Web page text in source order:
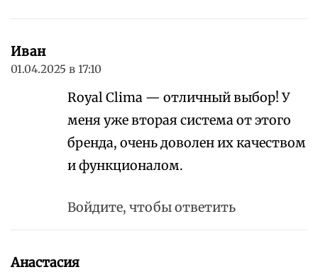
Иван
01.04.2025 в 17:10
Royal Clima — отличный выбор! У
меня уже вторая система от этого
бренда, очень доволен их качеством
и функционалом.
Войдите, чтобы ответить
Анастасия